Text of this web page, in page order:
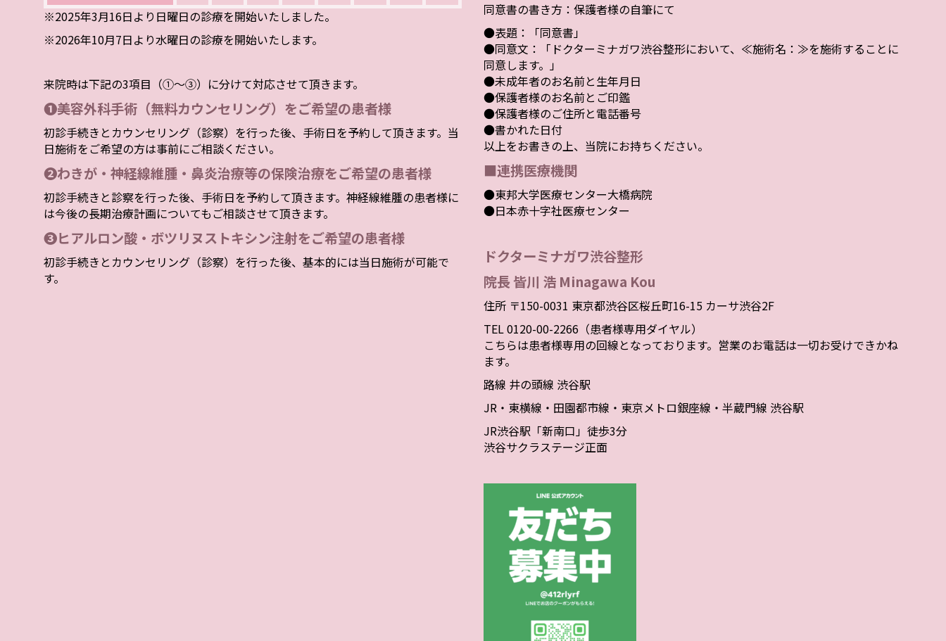
※2025年3月16日より日曜日の診療を開始いたしました。
※2026年10月7日より水曜日の診療を開始いたします。
来院時は下記の3項目（①～③）に分けて対応させて頂きます。
❶美容外科手術（無料カウンセリング）をご希望の患者様
初診手続きとカウンセリング（診察）を行った後、手術日を予約して頂きます。当
日施術をご希望の方は事前にご相談ください。
❷わきが・神経線維腫・鼻炎治療等の保険治療をご希望の患者様
初診手続きと診察を行った後、手術日を予約して頂きます。神経線維腫の患者様に
は今後の長期治療計画についてもご相談させて頂きます。
❸ヒアルロン酸・ボツリヌストキシン注射をご希望の患者様
初診手続きとカウンセリング（診察）を行った後、基本的には当日施術が可能で
す。
同意書の書き方：保護者様の自筆にて
●表題：「同意書」
●同意文：「ドクターミナガワ渋谷整形において、≪施術名：≫を施術することに
同意します。」
●未成年者のお名前と生年月日
●保護者様のお名前とご印鑑
●保護者様のご住所と電話番号
●書かれた日付
以上をお書きの上、当院にお持ちください。
■連携医療機関
●東邦大学医療センター大橋病院
●日本赤十字社医療センター
ドクターミナガワ渋谷整形
院長 皆川 浩 Minagawa Kou
住所 〒150-0031 東京都渋谷区桜丘町16-15 カーサ渋谷2F
TEL 0120-00-2266（患者様専用ダイヤル）
こちらは患者様専用の回線となっております。営業のお電話は一切お受けできかね
ます。
路線 井の頭線 渋谷駅
JR・東横線・田園都市線・東京メトロ銀座線・半蔵門線 渋谷駅
JR渋谷駅「新南口」徒歩3分
渋谷サクラステージ正面